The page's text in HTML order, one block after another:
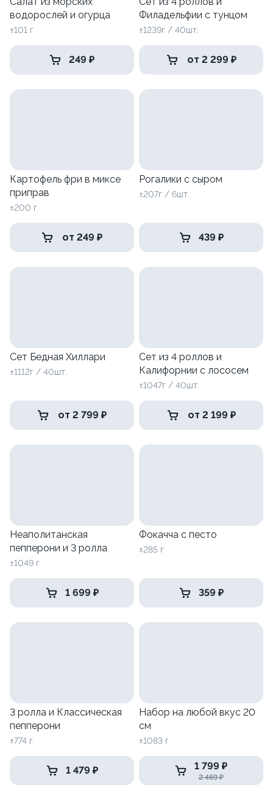
водорослей и огурца
±101 г
249 ₽
Филадельфии с тунцом
±1239г / 40шт.
от 2 299 ₽
Картофель фри в миксе
приправ
±200 г
от 249 ₽
Рогалики с сыром
±207г / 6шт.
439 ₽
Сет Бедная Хиллари
±1112г / 40шт.
от 2 799 ₽
Сет из 4 роллов и
Калифорнии с лососем
±1047г / 40шт.
от 2 199 ₽
Неаполитанская
пепперони и 3 ролла
±1049 г
1 699 ₽
Фокачча с песто
±285 г
359 ₽
3 ролла и Классическая
пепперони
±774 г
1 479 ₽
Набор на любой вкус 20
см
±1083 г
1 799 ₽
2 469 ₽